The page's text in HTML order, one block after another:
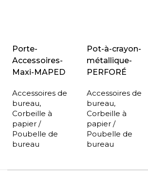
Porte-
Accessoires-
Maxi-MAPED
Accessoires de
bureau,
Corbeille à
papier /
Poubelle de
bureau
Pot-à-crayon-
métallique-
PERFORÉ
Accessoires de
bureau,
Corbeille à
papier /
Poubelle de
bureau